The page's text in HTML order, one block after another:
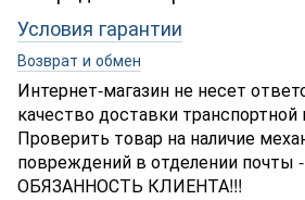
Условия гарантии
Возврат и обмен
Интернет-магазин не несет
качество доставки транспортной
Проверить товар на наличие
повреждений в отделении почты
ОБЯЗАННОСТЬ КЛИЕНТА!!!